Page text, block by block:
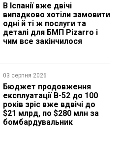
В Іспанії вже двічі
випадково хотіли замовити
одні й ті ж послуги та
деталі для БМП Pizarro і
чим все закінчилося
03 серпня 2026
Бюджет продовження
експлуатації B-52 до 100
років зріс вже вдвічі до
$21 млрд, по $280 млн за
бомбардувальник